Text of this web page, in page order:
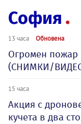
София
13 часа Обновена
Огромен пожар
(СНИМКИ/
15 часа
Акция с
кучета в два